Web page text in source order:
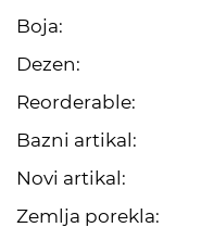
Boja:
Dezen:
Reorderable:
Bazni artikal:
Novi artikal:
Zemlja porekla: